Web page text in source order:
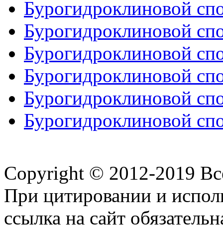
Бурогидроклиновой
Бурогидроклиновой
Бурогидроклиновой
Бурогидроклиновой
Бурогидроклиновой
Бурогидроклиновой
Copyright © 2012-2019
При цитировании и
ссылка на сайт